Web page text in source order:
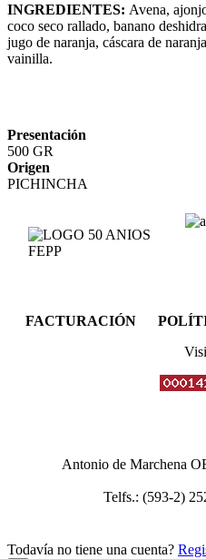
INGREDIENTES: Avena,
coco seco rallado, banano
jugo de naranja, cáscara de
vainilla.
Presentación
500 GR
Origen
PICHINCHA
FACTURACIÓN
Antonio de Marchena
Telfs.: (593-2)
Todavía no tiene una cuenta?